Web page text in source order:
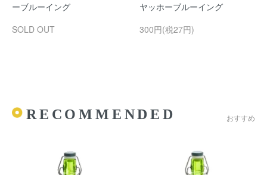
ーブルーイング
SOLD OUT
ヤッホーブルーイング
300円(税27円)
RECOMMENDED おすすめ